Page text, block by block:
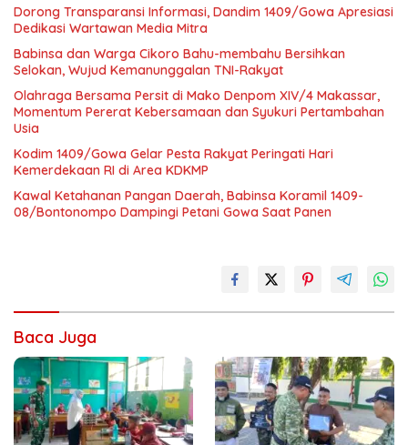
Dorong Transparansi Informasi, Dandim 1409/Gowa Apresiasi
Dedikasi Wartawan Media Mitra
Babinsa dan Warga Cikoro Bahu-membahu Bersihkan
Selokan, Wujud Kemanunggalan TNI-Rakyat
Olahraga Bersama Persit di Mako Denpom XIV/4 Makassar,
Momentum Pererat Kebersamaan dan Syukuri Pertambahan
Usia
Kodim 1409/Gowa Gelar Pesta Rakyat Peringati Hari
Kemerdekaan RI di Area KDKMP
Kawal Ketahanan Pangan Daerah, Babinsa Koramil 1409-
08/Bontonompo Dampingi Petani Gowa Saat Panen
Baca Juga